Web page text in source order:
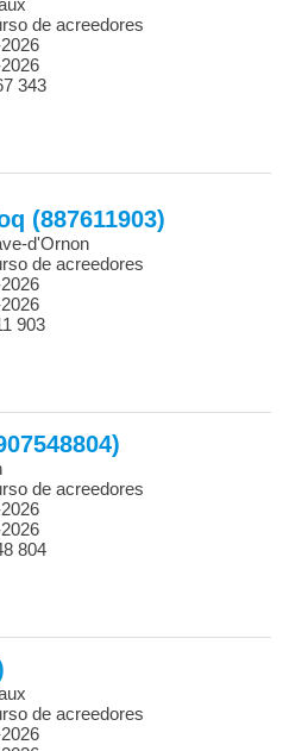
de acreedores
343
(887611903)
d'Ornon
de acreedores
903
de acreedores
804
de acreedores